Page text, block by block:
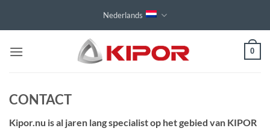
Nederlands
0
CONTACT
Kipor.nu is al jaren lang specialist op het gebied van KIPOR